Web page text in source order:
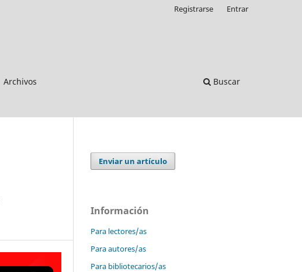
Archivos Buscar
Registrarse Entrar
Enviar un artículo
Información
Para lectores/as
Para autores/as
Para bibliotecarios/as